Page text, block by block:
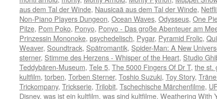
aus dem Tal der Winde, Nausicaä aus dem Tal der Winde,
Non-Piano Players Dungeon, Ocean Waves, Odysseus, One
Pilze, Pom Poko, Ponyo, Ponyo - Das große Abenteuer am
Prinzessin Mononoke, psychedelisch, Pygar, Pyramid Frolic,
Weaver, Soundtrack, Spätromantik, Spider-Man: A New
sterner, Stimme des Herzens - Whisper of the Heart, Studio
Teddybären-Museum, Tele 5, The 5000 Fingers Of Dr T, the st.
kultfilm, torben, Torben Sterner, Toshio Suzuki, Toy Story,
Trickompany, Trickserie, Trilobit, Tschechische Märchenfilme,
Disney, was ist ein kultfilm, was sind kultfilme, Weathering With